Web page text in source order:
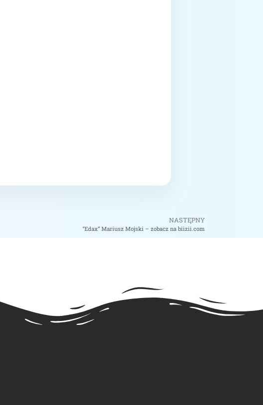
NASTĘPNY
“Edax” Mariusz Mojski – zobacz na biizii.com